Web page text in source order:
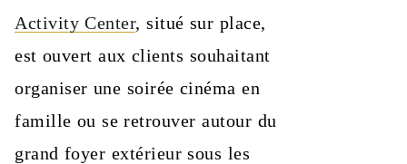
Activity Center, situé sur place,
est ouvert aux clients souhaitant
organiser une soirée cinéma en
famille ou se retrouver autour du
grand foyer extérieur sous les